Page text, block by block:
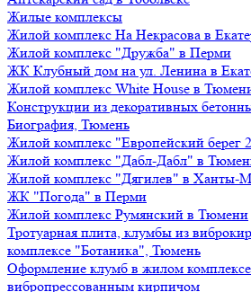
Жилые комплексы
Жилой комплекс На Некрасова в
Жилой комплекс "Дружба" в Перми
ЖК Клубный дом на ул. Ленина в
Жилой комплекс White House в
Конструкции из декоративных
Биография, Тюмень
Жилой комплекс "Европейский берег
Жилой комплекс "Дабл-Дабл" в
Жилой комплекс "Дягилев" в Ханты-
ЖК "Погода" в Перми
Жилой комплекс Румянский в Тюмени
Тротуарная плита, клумбы из
комплексе "Ботаника", Тюмень
Оформление клумб в жилом
вибропрессованным кирпичом